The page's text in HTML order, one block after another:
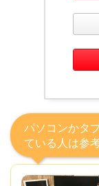
パソコンかタ
ている人は参